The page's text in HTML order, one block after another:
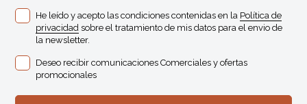
He leído y acepto las condiciones contenidas en la Política de
privacidad sobre el tratamiento de mis datos para el envio de
la newsletter.
Deseo recibir comunicaciones Comerciales y ofertas
promocionales